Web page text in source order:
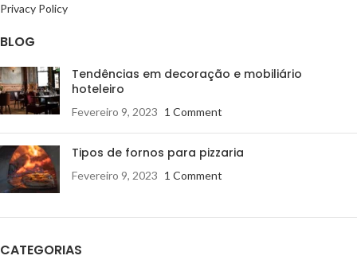
Privacy Policy
BLOG
Tendências em decoração e mobiliário
hoteleiro
Fevereiro 9, 2023 1 Comment
Tipos de fornos para pizzaria
Fevereiro 9, 2023 1 Comment
CATEGORIAS